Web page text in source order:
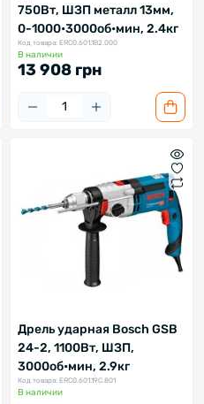
750Вт, ШЗП металл 13мм,
0-1000•3000об•мин, 2.4кг
Код товара: ERC0.601.1B2.000
В наличии
13 908 грн
Дрель ударная Bosch GSB
24-2, 1100Вт, ШЗП,
3000об•мин, 2.9кг
Код товара: ERC0.601.19C.801
В наличии